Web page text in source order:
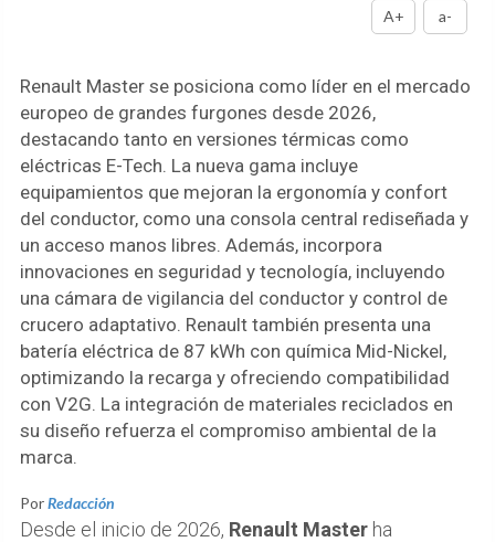
A+ a-
Renault Master se posiciona como líder en el mercado
europeo de grandes furgones desde 2026,
destacando tanto en versiones térmicas como
eléctricas E-Tech. La nueva gama incluye
equipamientos que mejoran la ergonomía y confort
del conductor, como una consola central rediseñada y
un acceso manos libres. Además, incorpora
innovaciones en seguridad y tecnología, incluyendo
una cámara de vigilancia del conductor y control de
crucero adaptativo. Renault también presenta una
batería eléctrica de 87 kWh con química Mid-Nickel,
optimizando la recarga y ofreciendo compatibilidad
con V2G. La integración de materiales reciclados en
su diseño refuerza el compromiso ambiental de la
marca.
PorRedacción
Desde el inicio de 2026, Renault Master ha